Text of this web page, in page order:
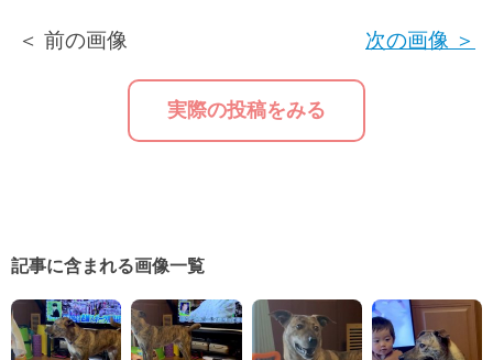
＜ 前の画像
実際の投稿をみる
次の画像 ＞
記事に含まれる画像一覧